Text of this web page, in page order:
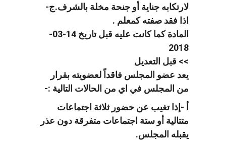
لارتكابه جناية أو جنحة مخلة بالشرف.ج-
اذا فقد صفته كمعلم .
المادة كما كانت عليه قبل تاريخ 14-03-
2018
>> قبل التعديل
يعد عضو المجلس فاقداً لعضويته بقرار
من المجلس في اي من الحالات التالية :-
أ -إذا تغيب عن حضور ثلاثة اجتماعات
متتالية أو ستة اجتماعات متفرقة دون عذر
يقبله المجلس.